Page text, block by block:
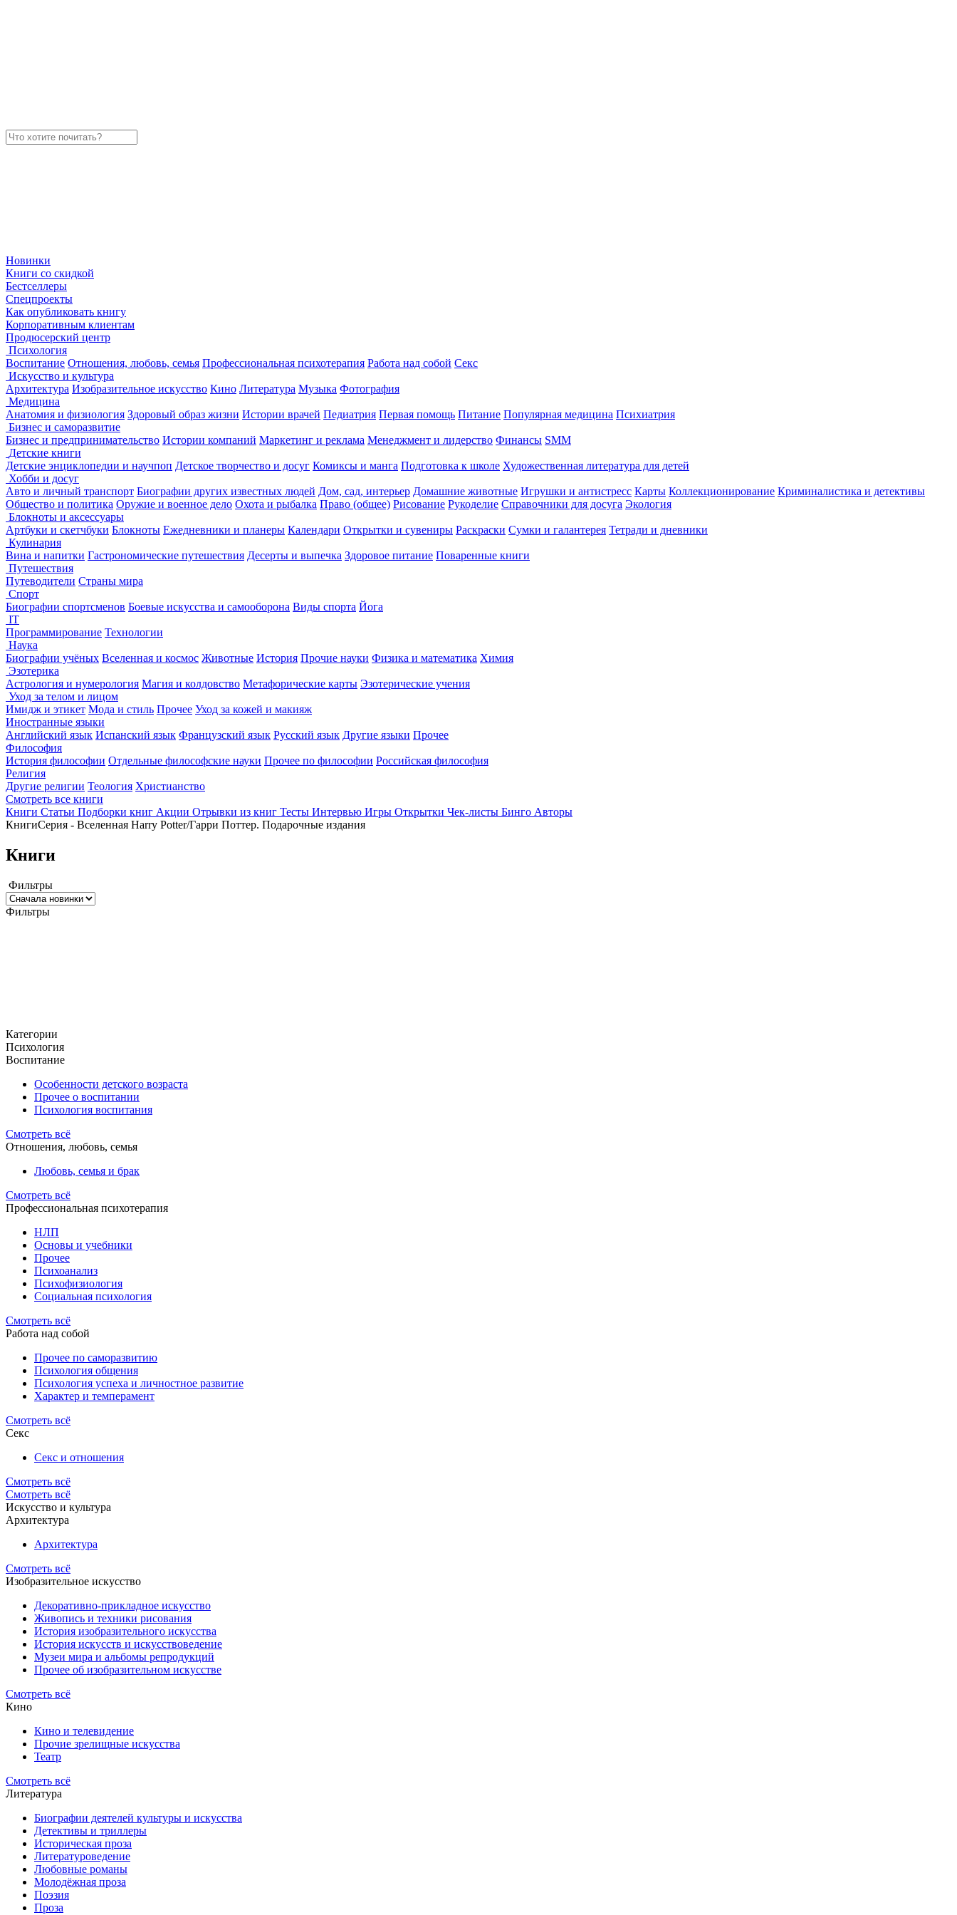
Новинки
Книги со скидкой
Бестселлеры
Спецпроекты
Как опубликовать книгу
Корпоративным клиентам
Продюсерский центр
Психология
Воспитание Отношения, любовь, семья Профессиональная психотерапия Работа над собой Секс
Искусство и культура
Архитектура Изобразительное искусство Кино Литература Музыка Фотография
Медицина
Анатомия и физиология Здоровый образ жизни Истории врачей Педиатрия Первая помощь Питание Популярная медицина Психиатрия
Бизнес и саморазвитие
Бизнес и предпринимательство Истории компаний Маркетинг и реклама Менеджмент и лидерство Финансы SMM
Детские книги
Детские энциклопедии и научпоп Детское творчество и досуг Комиксы и манга Подготовка к школе Художественная литература для детей
Хобби и досуг
Авто и личный транспорт Биографии других известных людей Дом, сад, интерьер Домашние животные Игрушки и антистресс Карты Коллекционирование Криминалистика и детективы
Общество и политика Оружие и военное дело Охота и рыбалка Право (общее) Рисование Рукоделие Справочники для досуга Экология
Блокноты и аксессуары
Артбуки и скетчбуки Блокноты Ежедневники и планеры Календари Открытки и сувениры Раскраски Сумки и галантерея Тетради и дневники
Кулинария
Вина и напитки Гастрономические путешествия Десерты и выпечка Здоровое питание Поваренные книги
Путешествия
Путеводители Страны мира
Спорт
Биографии спортсменов Боевые искусства и самооборона Виды спорта Йога
IT
Программирование Технологии
Наука
Биографии учёных Вселенная и космос Животные История Прочие науки Физика и математика Химия
Эзотерика
Астрология и нумерология Магия и колдовство Метафорические карты Эзотерические учения
Уход за телом и лицом
Имидж и этикет Мода и стиль Прочее Уход за кожей и макияж
Иностранные языки
Английский язык Испанский язык Французский язык Русский язык Другие языки Прочее
Философия
История философии Отдельные философские науки Прочее по философии Российская философия
Религия
Другие религии Теология Христианство
Смотреть все книги
Книги Статьи Подборки книг Акции Отрывки из книг Тесты Интервью Игры Открытки Чек-листы Бинго Авторы
КнигиСерия - Вселенная Harry Potter/Гарри Поттер. Подарочные издания
Книги
Фильтры
Фильтры
Категории
Психология
Воспитание
Особенности детского возраста
Прочее о воспитании
Психология воспитания
Смотреть всё
Отношения, любовь, семья
Любовь, семья и брак
Смотреть всё
Профессиональная психотерапия
НЛП
Основы и учебники
Прочее
Психоанализ
Психофизиология
Социальная психология
Смотреть всё
Работа над собой
Прочее по саморазвитию
Психология общения
Психология успеха и личностное развитие
Характер и темперамент
Смотреть всё
Секс
Секс и отношения
Смотреть всё
Смотреть всё
Искусство и культура
Архитектура
Архитектура
Смотреть всё
Изобразительное искусство
Декоративно-прикладное искусство
Живопись и техники рисования
История изобразительного искусства
История искусств и искусствоведение
Музеи мира и альбомы репродукций
Прочее об изобразительном искусстве
Смотреть всё
Кино
Кино и телевидение
Прочие зрелищные искусства
Театр
Смотреть всё
Литература
Биографии деятелей культуры и искусства
Детективы и триллеры
Историческая проза
Литературоведение
Любовные романы
Молодёжная проза
Поэзия
Проза